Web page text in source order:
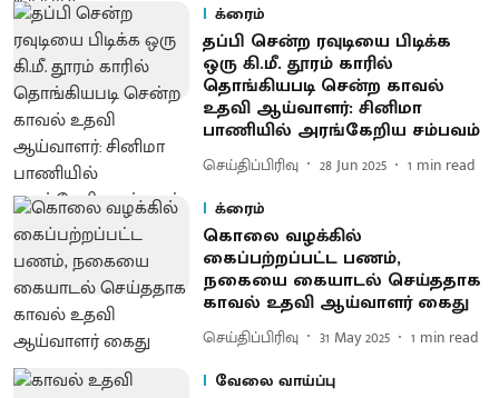
க்ரைம்
தப்பி சென்ற ரவுடியை பிடிக்க
ஒரு கி.மீ. தூரம் காரில்
தொங்கியபடி சென்ற காவல்
உதவி ஆய்வாளர்: சினிமா
பாணியில் அரங்கேறிய சம்பவம்
செய்திப்பிரிவு 28 Jun 2025 1 min read
க்ரைம்
கொலை வழக்கில்
கைப்பற்றப்பட்ட பணம்,
நகையை கையாடல் செய்ததாக
காவல் உதவி ஆய்வாளர் கைது
செய்திப்பிரிவு 31 May 2025 1 min read
வேலை வாய்ப்பு